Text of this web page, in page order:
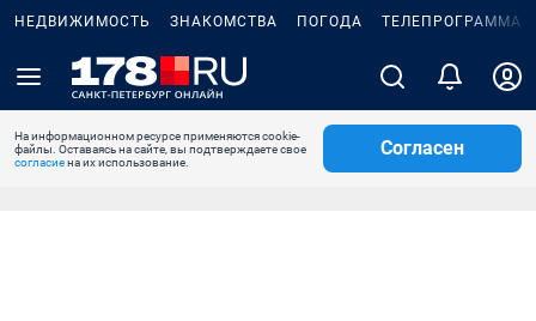
НЕДВИЖИМОСТЬ ЗНАКОМСТВА ПОГОДА ТЕЛЕПРОГРАММА
На информационном ресурсе применяются cookie-
файлы. Оставаясь на сайте, вы подтверждаете свое
согласиена их использование.
Согласен